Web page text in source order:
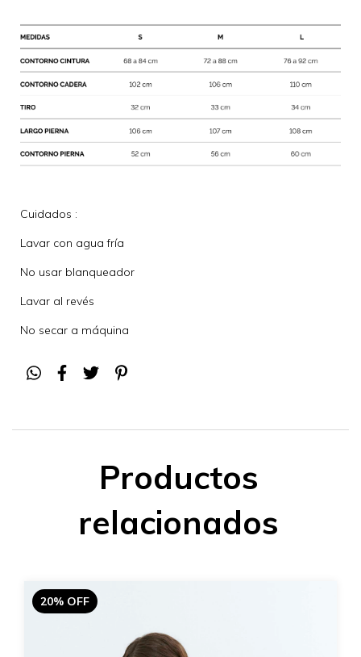
Cuidados :
Lavar con agua fría
No usar blanqueador
Lavar al revés
No secar a máquina
Productos
relacionados
20% OFF